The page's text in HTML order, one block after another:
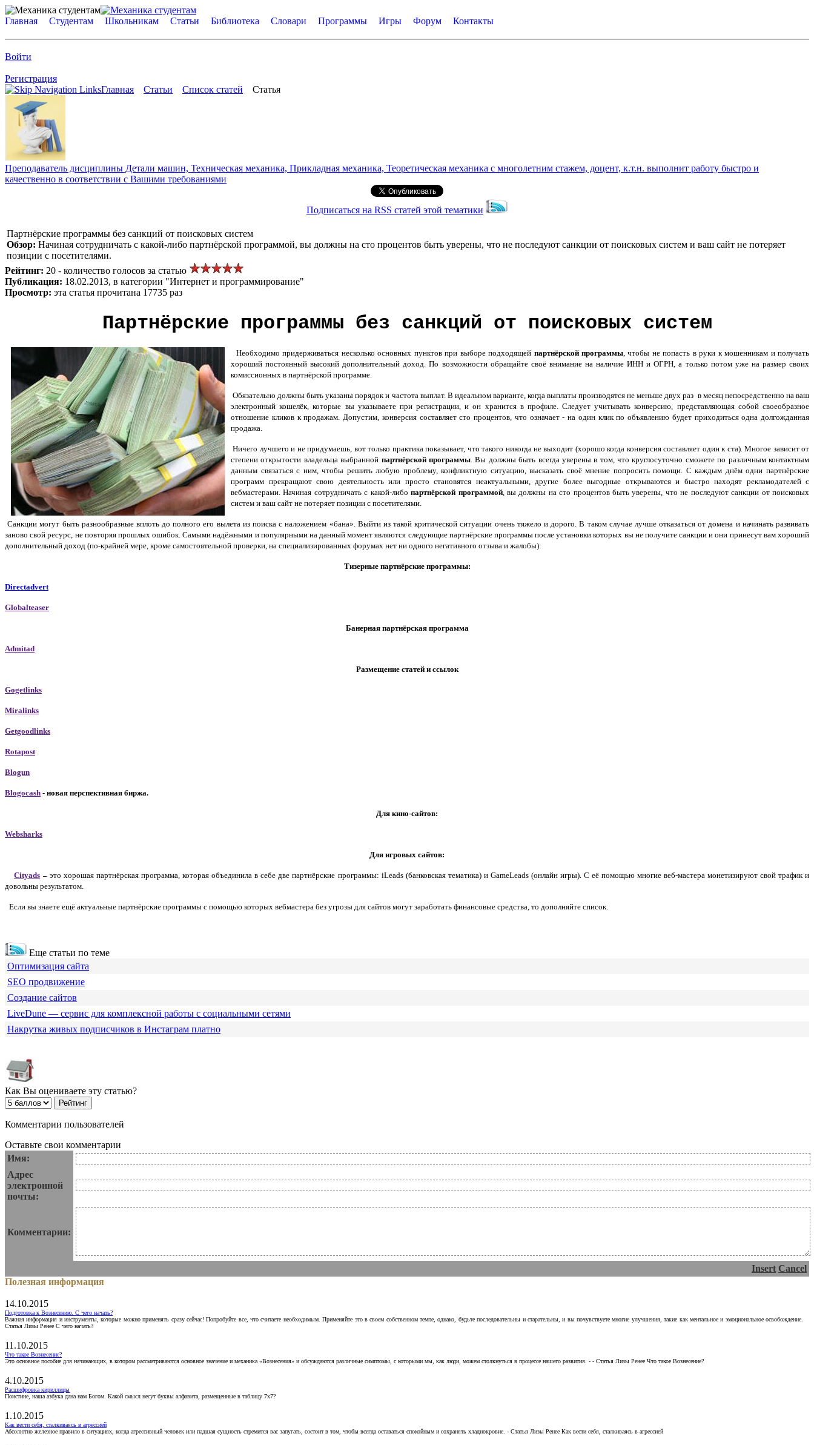
Главная Студентам Школьникам Статьи Библиотека Словари Программы Игры Форум Контакты
Войти
Регистрация
Главная
Статьи Список статей Статья
Преподаватель дисциплины Детали машин, Техническая механика, Прикладная механика, Теоретическая механика с многолетним стажем, доцент, к.т.н. выполнит работу быстро и
качественно в соответствии с Вашими требованиями
Подписаться на RSS статей этой тематики
Партнёрские программы без санкций от поисковых систем
Обзор: Начиная сотрудничать с какой-либо партнёрской программой, вы должны на сто процентов быть уверены, что не последуют санкции от поисковых систем и ваш сайт не потеряет
позиции с посетителями.
Рейтинг: 20 - количество голосов за статью
Публикация: 18.02.2013, в категории "Интернет и программирование"
Просмотр: эта статья прочитана 17735 раз
Партнёрские программы без санкций от поисковых систем
Необходимо придерживаться несколько основных пунктов при выборе подходящей партнёрской программы, чтобы не попасть в руки к мошенникам и получать
хороший постоянный высокий дополнительный доход. По возможности обращайте своё внимание на наличие ИНН и ОГРН, а только потом уже на размер своих
комиссионных в партнёрской программе.
Обязательно должны быть указаны порядок и частота выплат. В идеальном варианте, когда выплаты производятся не меньше двух раз в месяц непосредственно на ваш
электронный кошелёк, которые вы указываете при регистрации, и он хранится в профиле. Следует учитывать конверсию, представляющая собой своеобразное
отношение кликов к продажам. Допустим, конверсия составляет сто процентов, что означает - на один клик по объявлению будет приходиться одна долгожданная
продажа.
Ничего лучшего и не придумаешь, вот только практика показывает, что такого никогда не выходит (хорошо когда конверсия составляет один к ста). Многое зависит от
степени открытости владельца выбранной партнёрской программы. Вы должны быть всегда уверены в том, что круглосуточно сможете по различным контактным
данным связаться с ним, чтобы решить любую проблему, конфликтную ситуацию, высказать своё мнение попросить помощи. С каждым днём одни партнёрские
программ прекращают свою деятельность или просто становятся неактуальными, другие более выгодные открываются и быстро находят рекламодателей с
вебмастерами. Начиная сотрудничать с какой-либопартнёрской программой, вы должны на сто процентов быть уверены, что не последуют санкции от поисковых
систем и ваш сайт не потеряет позиции с посетителями.
Санкции могут быть разнообразные вплоть до полного его вылета из поиска с наложением «бана». Выйти из такой критической ситуации очень тяжело и дорого. В таком случае лучше отказаться от домена и начинать развивать
заново свой ресурс, не повторяя прошлых ошибок. Самыми надёжными и популярными на данный момент являются следующие партнёрские программы после установки которых вы не получите санкции и они принесут вам хороший
дополнительный доход (по-крайней мере, кроме самостоятельной проверки, на специализированных форумах нет ни одного негативного отзыва и жалобы):
Тизерные партнёрские программы:
Directadvert
Globalteaser
Банерная партнёрская программа
Admitad
Размещение статей и ссылок
Gogetlinks
Miralinks
Getgoodlinks
Rotapost
Blogun
Blogocash - новая перспективная биржа.
Для кино-сайтов:
Websharks
Для игровых сайтов:
Cityads – это хорошая партнёрская программа, которая объединила в себе две партнёрские программы: iLeads (банковская тематика) и GameLeads (онлайн игры). С её помощью многие веб-мастера монетизируют свой трафик и
довольны результатом.
Если вы знаете ещё актуальные партнёрские программы с помощью которых вебмастера без угрозы для сайтов могут заработать финансовые средства, то дополняйте список.
Еще статьи по теме
Оптимизация сайта
SEO продвижение
Создание сайтов
LiveDune — сервис для комплексной работы с социальными сетями
Накрутка живых подписчиков в Инстаграм платно
Как Вы оцениваете эту статью?
Комментарии пользователей
Оставьте свои комментарии
Имя:
Адрес
электронной
почты:
Комментарии:
Insert Cancel
Полезная информация
14.10.2015
Подготовка к Вознесению. С чего начать?
Важная информация и инструменты, которые можно применять сразу сейчас! Попробуйте все, что считаете необходимым. Применяйте это в своем собственном темпе, однако, будьте последовательны и старательны, и вы почувствуете многие улучшения, такие как ментальное и эмоциональное освобождение.
Статья Лизы Ренее С чего начать?
11.10.2015
Что такое Вознесение?
Это основное пособие для начинающих, в котором рассматриваются основное значение и механика «Вознесения» и обсуждаются различные симптомы, с которыми мы, как люди, можем столкнуться в процессе нашего развития. - - Статья Лизы Ренее Что такое Вознесение?
4.10.2015
Расшифровка кириллицы
Поистине, наша азбука дана нам Богом. Какой смысл несут буквы алфавита, размещенные в таблицу 7х7?
1.10.2015
Как вести себя, сталкиваясь в агрессией
Абсолютно железное правило в ситуациях, когда агрессивный человек или падшая сущность стремится вас запугать, состоит в том, чтобы всегда оставаться спокойным и сохранять хладнокровие. - Статья Лизы Ренее Как вести себя, сталкиваясь в агрессией